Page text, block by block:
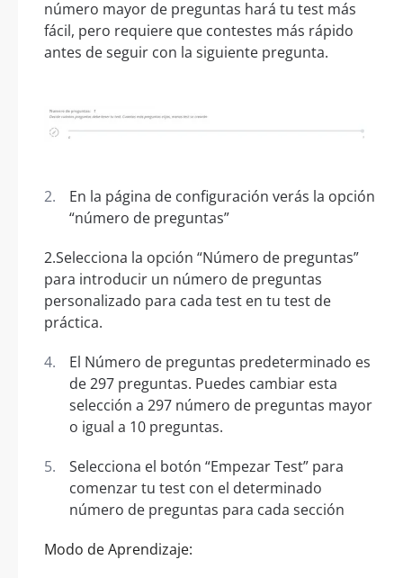
número mayor de preguntas hará tu test más
fácil, pero requiere que contestes más rápido
antes de seguir con la siguiente pregunta.
En la página de configuración verás la opción
“número de preguntas”
2.Selecciona la opción “Número de preguntas”
para introducir un número de preguntas
personalizado para cada test en tu test de
práctica.
El Número de preguntas predeterminado es
de 297 preguntas. Puedes cambiar esta
selección a 297 número de preguntas mayor
o igual a 10 preguntas.
Selecciona el botón “Empezar Test” para
comenzar tu test con el determinado
número de preguntas para cada sección
Modo de Aprendizaje: